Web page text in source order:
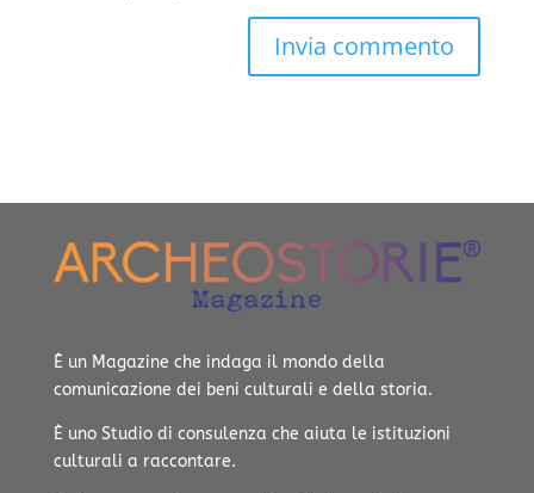
È un Magazine che indaga il mondo della
comunicazione dei beni culturali e della storia.
È uno Studio di consulenza che aiuta le istituzioni
culturali a raccontare.